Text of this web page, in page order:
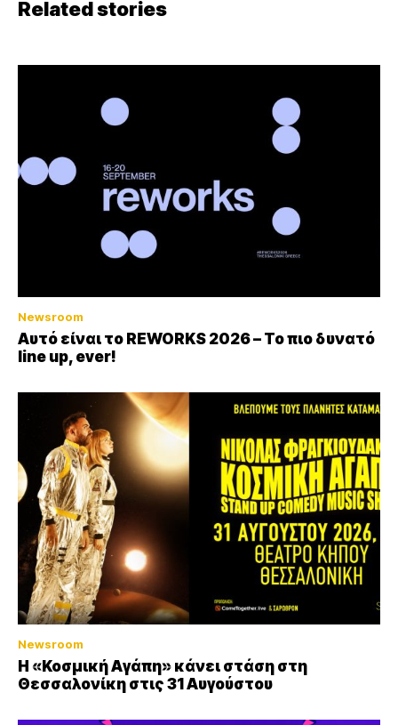
Related stories
Newsroom
Αυτό είναι το REWORKS 2026 – Το πιο δυνατό
line up, ever!
Newsroom
Η «Κοσμική Αγάπη» κάνει στάση στη
Θεσσαλονίκη στις 31 Αυγούστου